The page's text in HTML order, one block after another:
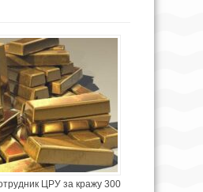
ЦРУ за кражу 300